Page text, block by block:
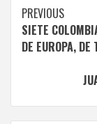
Continue
Reading
PREVIOUS
SIETE
DE EUROPA, DE